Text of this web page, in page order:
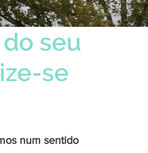
seu
se
num sentido